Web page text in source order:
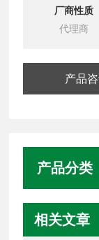
提供油路系统
液压油缸，经
厂商性质
代理商
产品
产品分类
相关文章